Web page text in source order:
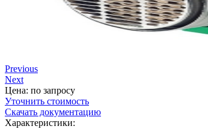
Previous
Next
Цена: по запросу
Уточнить стоимость
Скачать документацию
Характеристики: